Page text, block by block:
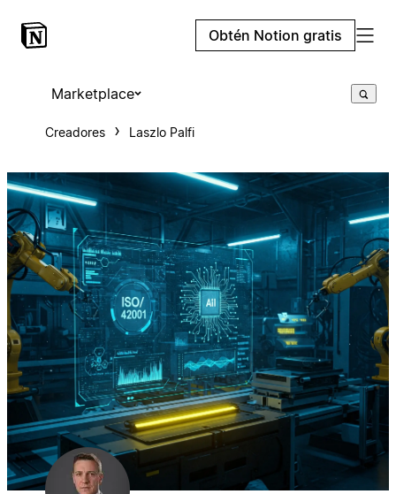
Obtén Notion gratis
Marketplace
Creadores Laszlo Palfi